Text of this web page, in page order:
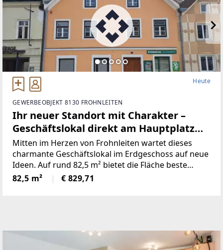
Heute
GEWERBEOBJEKT 8130 FROHNLEITEN
Ihr neuer Standort mit Charakter –
Geschäftslokal direkt am Hauptplatz
Frohnleiten
Mitten im Herzen von Frohnleiten wartet dieses
charmante Geschäftslokal im Erdgeschoss auf neue
Ideen. Auf rund 82,5 m² bietet die Fläche beste
Voraussetzungen für Einzelhandel, Dienstleistung
oder Büro – sichtbar, zentral und barrierefrei
82,5 m² € 829,71